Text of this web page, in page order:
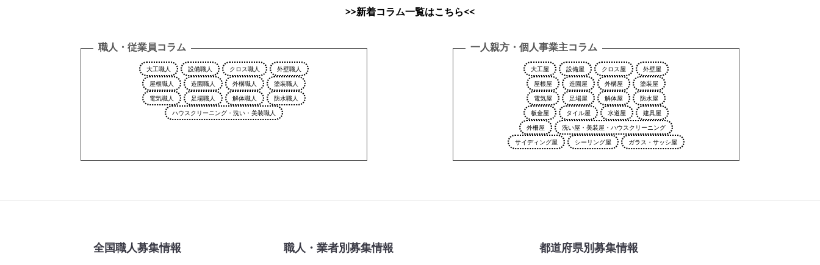
>>新着コラム一覧はこちら<<
職人・従業員コラム
大工職人 設備職人 クロス職人
外壁職人
屋根職人
造園職人 外構職人
塗装職人
電気職人
足場職人 解体職人
防水職人
ハウスクリーニング・洗い・美装職人
一人親方・個人事業主コラム
大工屋 設備屋 クロス屋
外壁屋
屋根屋
造園屋 外構屋
塗装屋
電気屋
足場屋 解体屋
防水屋
板金屋
タイル屋 水道屋
建具屋
外柵屋
洗い屋・美装屋・ハウスクリーニング
サイディング屋
シーリング屋 ガラス・サッシ屋
全国職人募集情報 職人・業者別募集情報 都道府県別募集情報